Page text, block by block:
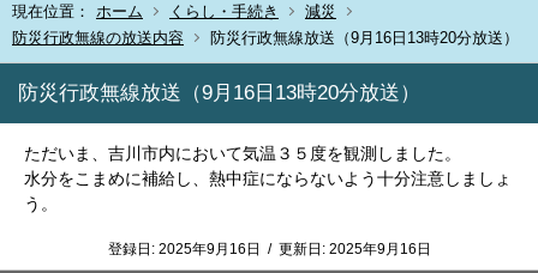
現在位置： ホーム くらし・手続き
減災
防災行政無線の放送内容
防災行政無線放送（9月16日13時20分放送）
防災行政無線放送（9月16日13時20分放送）
ただいま、吉川市内において気温３５度を観測しました。
水分をこまめに補給し、熱中症にならないよう十分注意しましょ
う。
登録日: 2025年9月16日 / 更新日: 2025年9月16日